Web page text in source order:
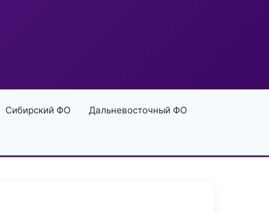
Сибирский ФО Дальневосточный ФО